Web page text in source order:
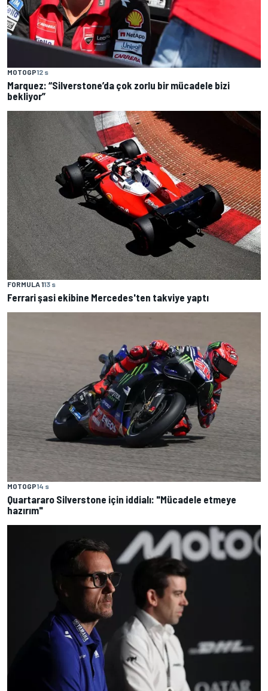
MOTOGP12 s
Marquez: “Silverstone’da çok zorlu bir mücadele bizi
bekliyor”
FORMULA 113 s
Ferrari şasi ekibine Mercedes'ten takviye yaptı
MOTOGP14 s
Quartararo Silverstone için iddialı: "Mücadele etmeye
hazırım"